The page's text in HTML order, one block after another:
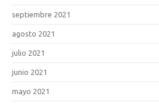
septiembre 2021
agosto 2021
julio 2021
junio 2021
mayo 2021